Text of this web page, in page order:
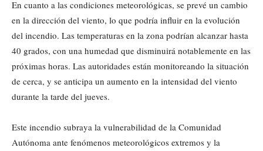
En cuanto a las condiciones meteorológicas, se prevé un cambio
en la dirección del viento, lo que podría influir en la evolución
del incendio. Las temperaturas en la zona podrían alcanzar hasta
40 grados, con una humedad que disminuirá notablemente en las
próximas horas. Las autoridades están monitoreando la situación
de cerca, y se anticipa un aumento en la intensidad del viento
durante la tarde del jueves.
Este incendio subraya la vulnerabilidad de la Comunidad
Autónoma ante fenómenos meteorológicos extremos y la